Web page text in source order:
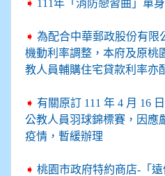
➧ 111年「消防戀習曲」單
➧ 為配合中華郵政股份有限
機動利率調整，本府及原桃
教人員輔購住宅貸款利率亦
➧ 有關原訂 111 年 4 月 16
公教人員羽球錦標賽，因應
疫情，暫緩辦理
➧ 桃園市政府特約商店-「遠